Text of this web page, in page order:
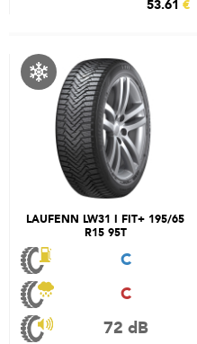
53.61 €
LAUFENN LW31 I FIT+ 195/65
R15 95T
C
C
72 dB